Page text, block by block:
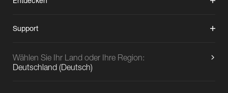
Support
Wählen Sie Ihr Land oder Ihre Region:
Deutschland (Deutsch)